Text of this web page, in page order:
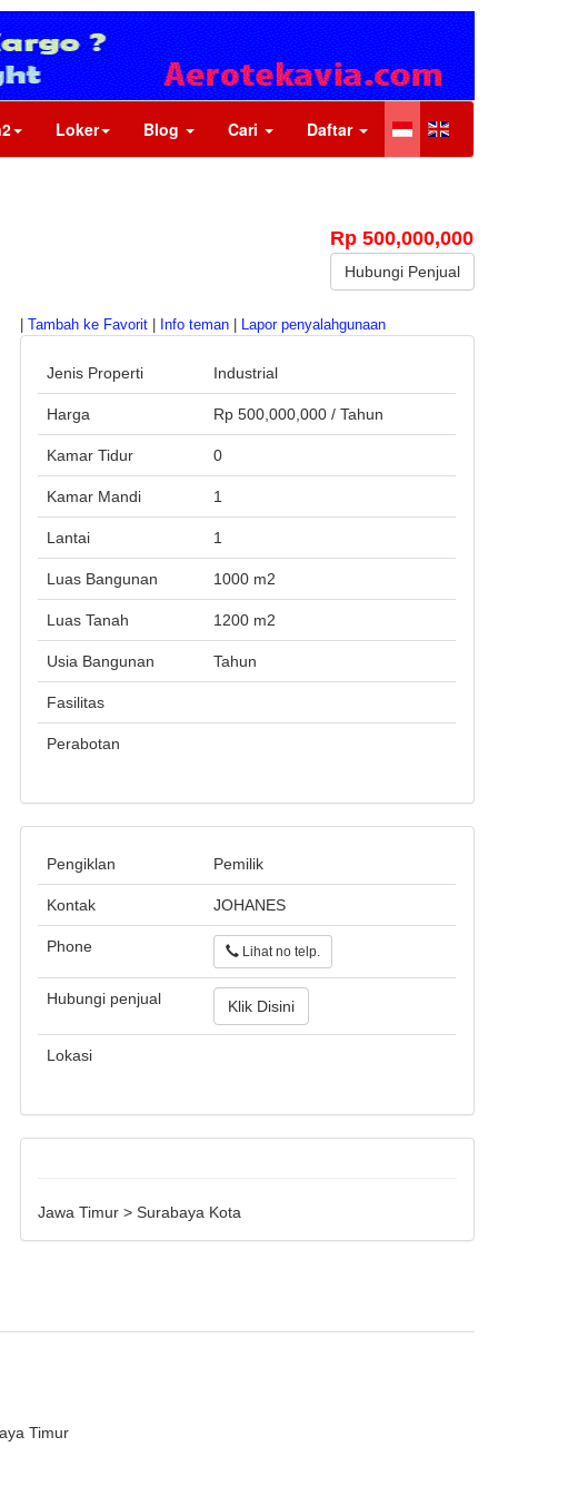
Loker Blog Cari Daftar
Rp 500,000,000
Hubungi Penjual
Tambah ke Favorit Info teman Lapor penyalahgunaan
Jenis Properti Industrial
Harga Rp 500,000,000 / Tahun
Kamar Tidur 0
Kamar Mandi 1
Lantai 1
Luas Bangunan 1000 m2
Luas Tanah 1200 m2
Usia Bangunan Tahun
Fasilitas
Perabotan
Pengiklan Pemilik
Kontak JOHANES
Phone Lihat no telp.
Hubungi penjual Klik Disini
Lokasi
Jawa Timur > Surabaya Kota
Timur